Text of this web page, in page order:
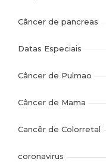
Câncer de pancreas
Datas Especiais
Câncer de Pulmao
Câncer de Mama
Cancêr de Colorretal
coronavirus